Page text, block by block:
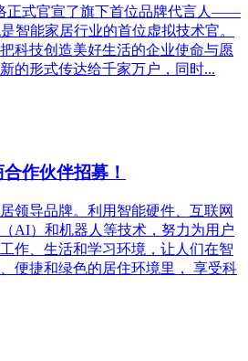
正式官宣了旗下首位品牌代言人——
智能家居行业的首位虚拟技术官。
科技创造美好生活的企业使命与愿
的形式传达给千家万户，同时...
作伙伴招募！
领导品牌。利用智能硬件、互联网
AI）和机器人等技术，努力为用户
作、生活和学习环境，让人们在智
便捷和绿色的居住环境里， 享受科